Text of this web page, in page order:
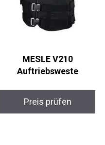
MESLE V210
Auftriebsweste
Preis prüfen